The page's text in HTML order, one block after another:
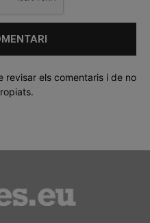
revisar els comentaris i de no